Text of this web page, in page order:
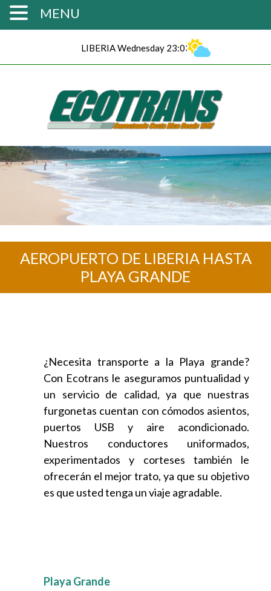
LIBERIA Wednesday 23:03
AEROPUERTO DE LIBERIA HASTA
PLAYA GRANDE
¿Necesita transporte a la Playa grande?
Con Ecotrans le aseguramos puntualidad y
un servicio de calidad, ya que nuestras
furgonetas cuentan con cómodos asientos,
puertos USB y aire acondicionado.
Nuestros conductores uniformados,
experimentados y corteses también le
ofrecerán el mejor trato, ya que su objetivo
es que usted tenga un viaje agradable.
Playa Grande
MENU